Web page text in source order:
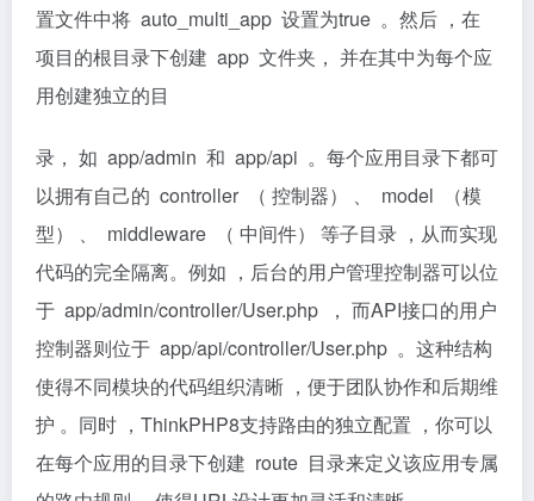
置文件中将 auto_multi_app 设置为true 。然后 ，在
项目的根目录下创建 app 文件夹， 并在其中为每个应
用创建独立的目
录， 如 app/admin 和 app/api 。每个应用目录下都可
以拥有自己的 controller （ 控制器） 、 model （模
型） 、 middleware （ 中间件） 等子目录 ，从而实现
代码的完全隔离。例如 ，后台的用户管理控制器可以位
于 app/admin/controller/User.php ， 而API接口的用户
控制器则位于 app/api/controller/User.php 。这种结构
使得不同模块的代码组织清晰 ，便于团队协作和后期维
护 。同时 ，ThinkPHP8支持路由的独立配置 ，你可以
在每个应用的目录下创建 route 目录来定义该应用专属